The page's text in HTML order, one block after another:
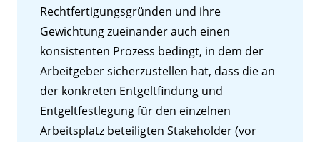
Rechtfertigungsgründen und ihre
Gewichtung zueinander auch einen
konsistenten Prozess bedingt, in dem der
Arbeitgeber sicherzustellen hat, dass die an
der konkreten Entgeltfindung und
Entgeltfestlegung für den einzelnen
Arbeitsplatz beteiligten Stakeholder (vor